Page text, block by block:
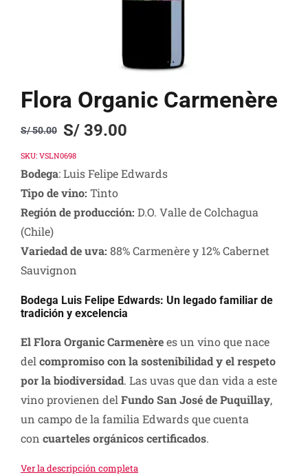
Flora Organic Carmenère
S/50.00
Original
price
was:
S/ 50.00.
S/39.00
Current
price
is:
S/ 39.00.
SKU: VSLN0698
Bodega: Luis Felipe Edwards
Tipo de vino: Tinto
Región de producción: D.O. Valle de Colchagua
(Chile)
Variedad de uva: 88% Carmenère y 12% Cabernet
Sauvignon
Bodega Luis Felipe Edwards: Un legado familiar de
tradición y excelencia
El Flora Organic Carmenèrees un vino que nace
del compromiso con la sostenibilidad y el respeto
por la biodiversidad. Las uvas que dan vida a este
vino provienen del Fundo San José de Puquillay,
un campo de la familia Edwards que cuenta
con cuarteles orgánicos certificados.
Ver la descripción completa